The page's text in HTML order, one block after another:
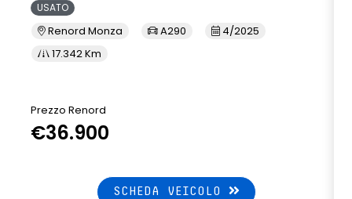
volante riscaldato
USATO
Renord Monza A290
4/2025
17.342 Km
Prezzo Renord
€36.900
SCHEDA VEICOLO